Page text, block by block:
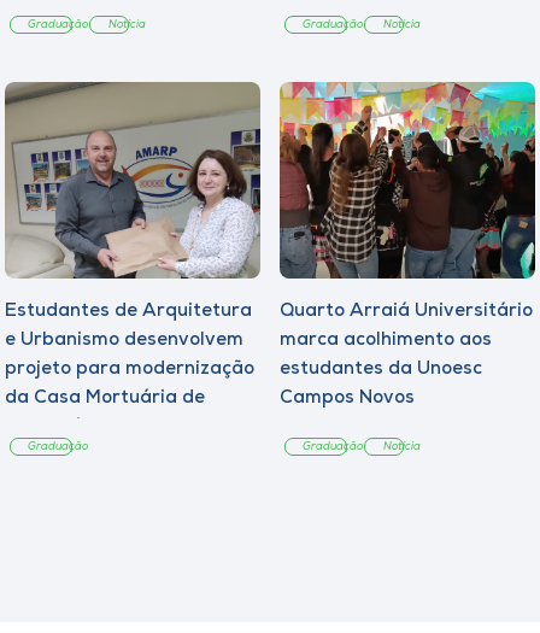
Graduação Notícia Graduação Notícia
Estudantes de Arquitetura
e Urbanismo desenvolvem
projeto para modernização
da Casa Mortuária de
Graduação
Quarto Arraiá Universitário
marca acolhimento aos
estudantes da Unoesc
Campos Novos
Graduação Notícia